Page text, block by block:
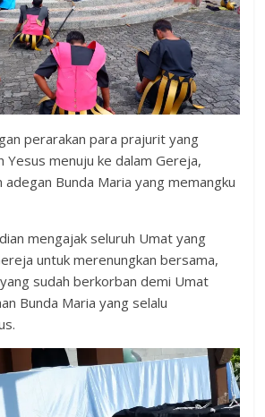
perarakan para prajurit yang
Yesus menuju ke dalam Gereja,
adegan Bunda Maria yang memangku
mengajak seluruh Umat yang
untuk merenungkan bersama,
sudah berkorban demi Umat
Bunda Maria yang selalu